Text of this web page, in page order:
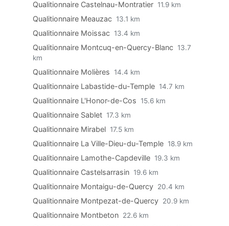
Qualitionnaire Castelnau-Montratier 11.9 km
Qualitionnaire Meauzac 13.1 km
Qualitionnaire Moissac 13.4 km
Qualitionnaire Montcuq-en-Quercy-Blanc 13.7
km
Qualitionnaire Molières 14.4 km
Qualitionnaire Labastide-du-Temple 14.7 km
Qualitionnaire L'Honor-de-Cos 15.6 km
Qualitionnaire Sablet 17.3 km
Qualitionnaire Mirabel 17.5 km
Qualitionnaire La Ville-Dieu-du-Temple 18.9 km
Qualitionnaire Lamothe-Capdeville 19.3 km
Qualitionnaire Castelsarrasin 19.6 km
Qualitionnaire Montaigu-de-Quercy 20.4 km
Qualitionnaire Montpezat-de-Quercy 20.9 km
Qualitionnaire Montbeton 22.6 km